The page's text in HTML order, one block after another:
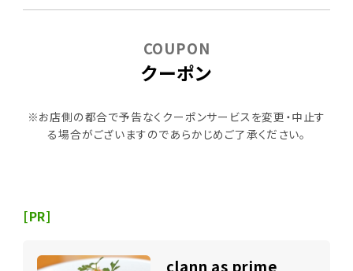
クーポン
COUPON
※お店側の都合で予告なくクーポンサービスを変更・中止す
る場合がございますのであらかじめご了承ください。
[PR]
clann as prime